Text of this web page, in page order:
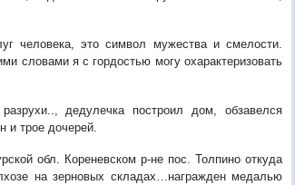
человека, это символ мужества и смелости.
словами я с гордостью могу охарактеризовать
дедулечка построил дом, обзавелся
и трое дочерей.
обл. Кореневском р-не пос. Толпино откуда
на зерновых складах…награжден медалью